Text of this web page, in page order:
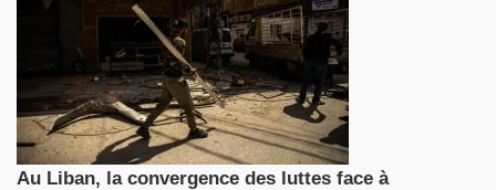
Au Liban, la convergence des luttes face à